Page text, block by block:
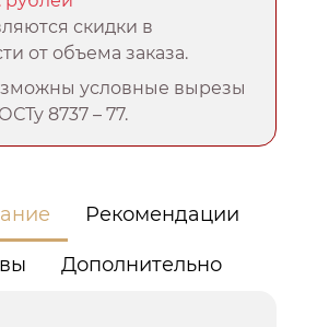
скидки в
от объема заказа.
условные вырезы
8737 – 77.
Рекомендации
Дополнительно